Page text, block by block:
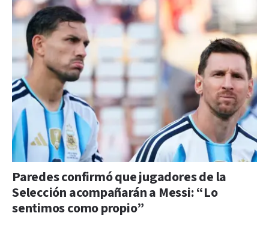
Paredes confirmó que jugadores de la
Selección acompañarán a Messi: “Lo
sentimos como propio”